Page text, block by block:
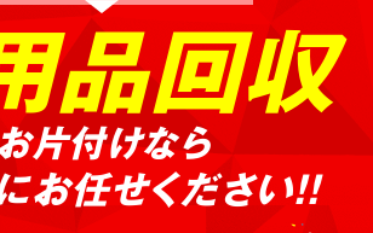
品回収
片付けなら
お任せください!!